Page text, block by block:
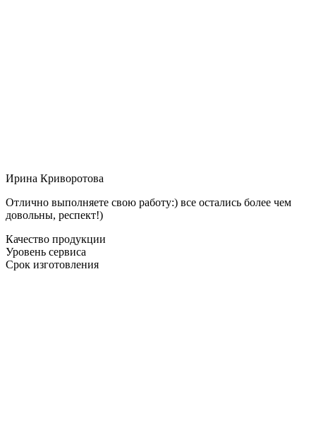
Ирина Криворотова
Отлично выполняете свою работу:) все остались более чем
довольны, респект!)
Качество продукции
Уровень сервиса
Срок изготовления